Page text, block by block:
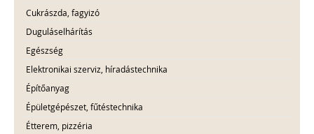
Cukrászda, fagyizó
Duguláselhárítás
Egészség
Elektronikai szerviz, híradástechnika
Építőanyag
Épületgépészet, fűtéstechnika
Étterem, pizzéria